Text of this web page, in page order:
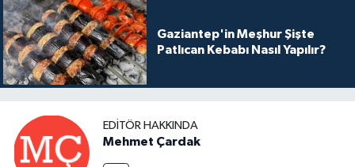
Gaziantep'in Meşhur Şişte
Patlıcan Kebabı Nasıl Yapılır?
EDITÖR HAKKINDA
Mehmet Çardak